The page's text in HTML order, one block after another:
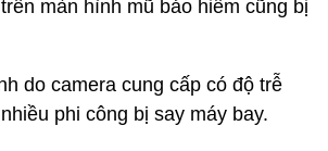
màn hình mũ bảo hiểm cũng bị
do camera cung cấp có độ trễ
phi công bị say máy bay.